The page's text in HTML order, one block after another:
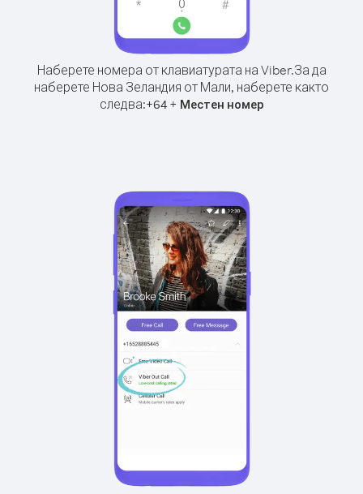
Наберете номера от клавиатурата на Viber.За да
наберете Нова Зеландия от Мали, наберете както
следва:+64+ Местен номер